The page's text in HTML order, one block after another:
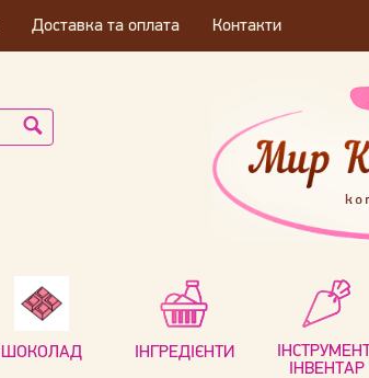
Доставка та оплата Контакти
ШОКОЛАД ІНГРЕДІЄНТИ
ІНВЕНТАР